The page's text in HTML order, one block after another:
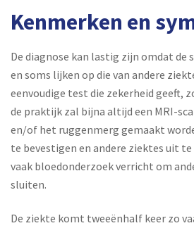
Kenmerken en
De diagnose kan lastig zijn omdat de
en soms lijken op die van andere
eenvoudige test die zekerheid geeft,
de praktijk zal bijna altijd een MRI-
en/of het ruggenmerg gemaakt
te bevestigen en andere ziektes uit
vaak bloedonderzoek verricht om
sluiten.
De ziekte komt tweeënhalf keer zo